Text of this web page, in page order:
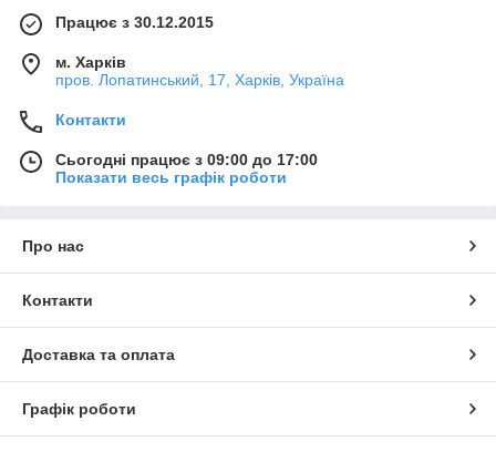
Працює з 30.12.2015
м. Харків
пров. Лопатинський, 17, Харків, Україна
Контакти
Сьогодні працює з 09:00 до 17:00
Показати весь графік роботи
Про нас
Контакти
Доставка та оплата
Графік роботи